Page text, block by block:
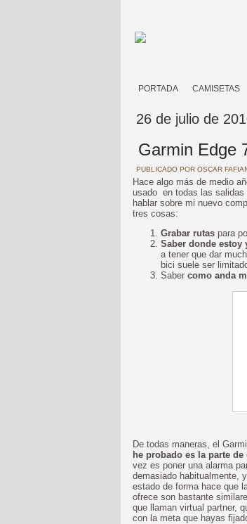
PORTADA CAMISETAS
26 de julio de
Garmin Edge
PUBLICADO POR OSCAR
Hace algo más de medio
usado en todas las salidas
hablar sobre mi nuevo
tres cosas:
Grabar rutas para
Saber donde
a tener que dar
bici suele ser
Saber como anda
De todas maneras, el
he probado es la parte
vez es poner una alarma
demasiado habitualmente,
estado de forma hace que
ofrece son bastante
que llaman virtual partner,
con la meta que hayas